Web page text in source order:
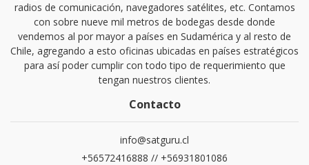
radios de comunicación, navegadores satélites, etc. Contamos
con sobre nueve mil metros de bodegas desde donde
vendemos al por mayor a países en Sudamérica y al resto de
Chile, agregando a esto oficinas ubicadas en países estratégicos
para así poder cumplir con todo tipo de requerimiento que
tengan nuestros clientes.
Contacto
info@satguru.cl
+56572416888 // +56931801086